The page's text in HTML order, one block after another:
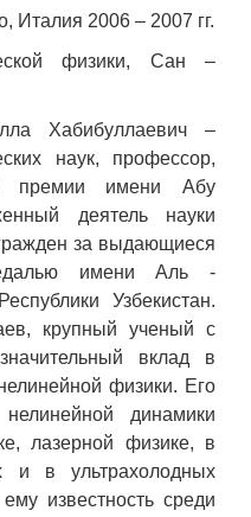
Италия 2006 – 2007 гг.
физики, Сан –
Хабибуллаевич –
наук, профессор,
премии имени Абу
деятель науки
за выдающиеся
имени Аль -
Узбекистан.
крупный ученый с
вклад в
физики. Его
динамики
лазерной физике, в
и в ультрахолодных
известность среди